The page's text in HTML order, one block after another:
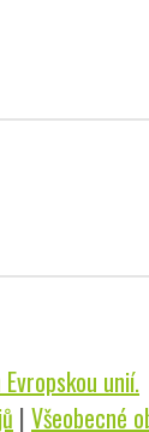
unií.
| Všeobecné